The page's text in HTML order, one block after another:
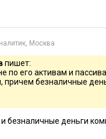
семейного
для компании и
миллиардеров.
и для
состояния
Москва
пишет:
по его активам и
причем безналичные
безналичные деньги